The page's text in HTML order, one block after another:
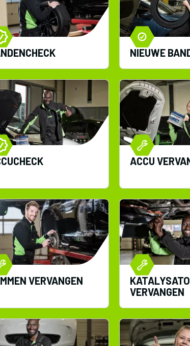
NIEUWE
ACCU
VERVANGEN
VERVANGEN